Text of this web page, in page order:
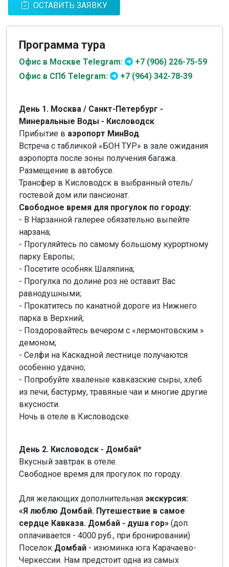
ОСТАВИТЬ ЗАЯВКУ
Программа тура
Офис в Москве Telegram:
+7 (906) 226-75-59
Офис в СПб Telegram:
+7 (964) 342-78-39
День 1. Москва / Санкт-Петербург -
Минеральные Воды - Кисловодск
Прибытие в аэропорт МинВод.
Встреча с табличкой «БОН ТУР» в зале ожидания
аэропорта после зоны получения багажа.
Размещение в автобусе.
Трансфер в Кисловодск в выбранный отель/
гостевой дом или пансионат.
Свободное время для прогулок по городу:
- В Нарзанной галерее обязательно выпейте
нарзана;
- Прогуляйтесь по самому большому курортному
парку Европы;
- Посетите особняк Шаляпина;
- Прогулка по долине роз не оставит Вас
равнодушными;
- Прокатитесь по канатной дороге из Нижнего
парка в Верхний;
- Поздоровайтесь вечером с «лермонтовским »
демоном;
- Селфи на Каскадной лестнице получаются
особенно удачно;
- Попробуйте хваленые кавказские сыры, хлеб
из печи, бастурму, травяные чаи и многие другие
вкусности.
Ночь в отеле в Кисловодске.
День 2. Кисловодск - Домбай*
Вкусный завтрак в отеле.
Свободное время для прогулок по городу.
Для желающих дополнительная экскурсия:
«Я люблю Домбай. Путешествие в самое
сердце Кавказа. Домбай - душа гор» (доп.
оплачивается - 4000 руб., при бронировании)
Поселок Домбай - изюминка юга Карачаево-
Черкессии. Нам предстоит одна из самых